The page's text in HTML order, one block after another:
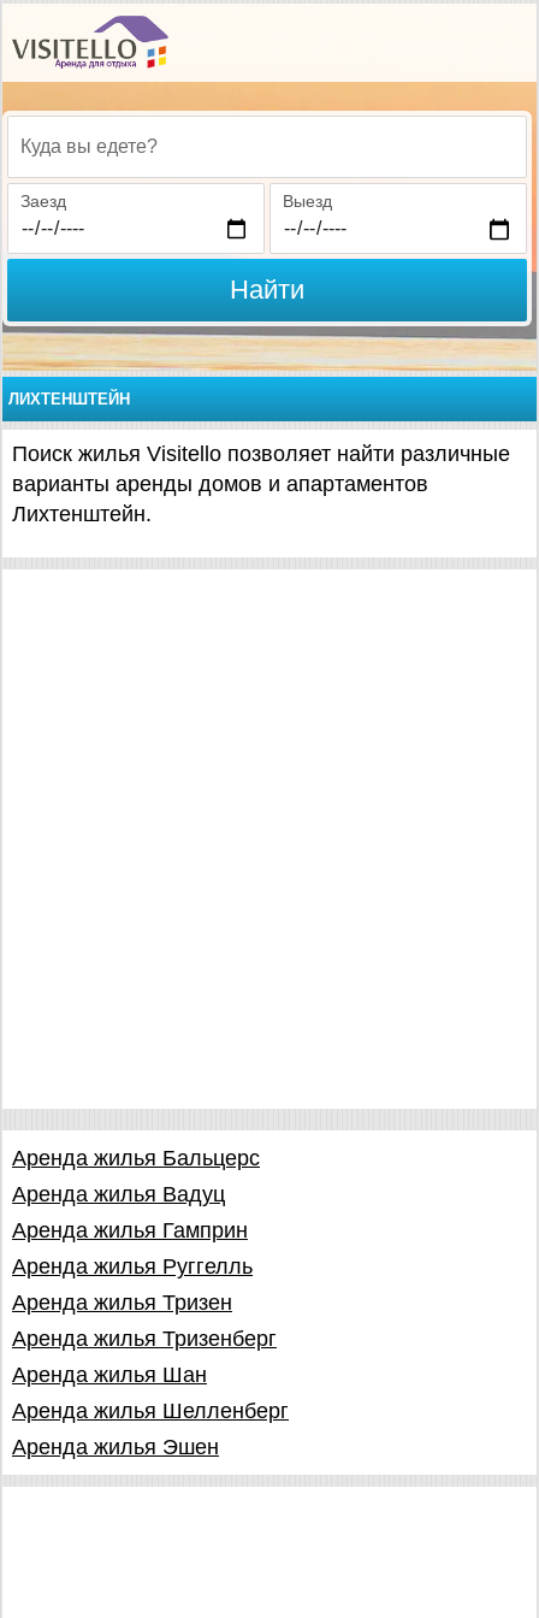
Куда вы едете?
Заезд Выезд
Найти
ЛИХТЕНШТЕЙН
Поиск жилья Visitello позволяет найти различные
варианты аренды домов и апартаментов
Лихтенштейн.
Аренда жилья Бальцерс
Аренда жилья Вадуц
Аренда жилья Гамприн
Аренда жилья Руггелль
Аренда жилья Тризен
Аренда жилья Тризенберг
Аренда жилья Шан
Аренда жилья Шелленберг
Аренда жилья Эшен